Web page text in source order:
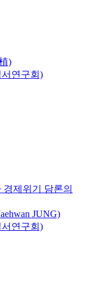
)
연구회)
제위기 담론의
JUNG)
연구회)